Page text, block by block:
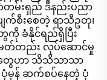
တမ်းရှည် ဒီနည်းပညာ
က်စီးစေတဲ့ ရာသီဥတု၊
ကို ခံနိုင်ရည်ရှိပြီး
တ်တည်း လုပ်ဆောင်မှု
တွေဟာ သိသိသာသာ
ပုံမှန် ဆက်စပ်နေတဲ့ ပုံ